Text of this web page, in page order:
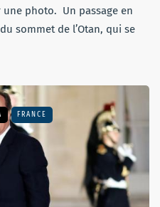
photo. Un passage en
sommet de l’Otan, qui se
FRANCE